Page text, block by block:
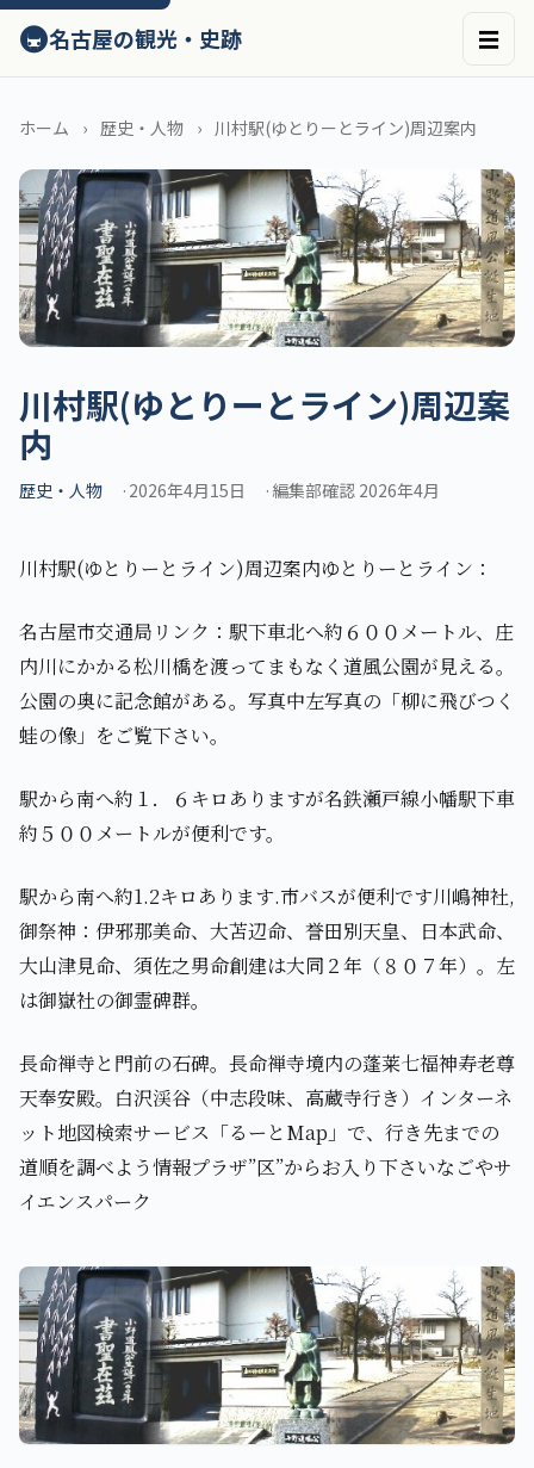
ン
テ
へ
キ
ッ
プ
🚇名古屋の観光・史跡 ☰
ホーム 歴史・人物 川村駅(ゆとりーとライン)周辺案内
川村駅(ゆとりーとライン)周辺案
内
歴史・人物 2026年4月15日 編集部確認 2026年4月
川村駅(ゆとりーとライン)周辺案内ゆとりーとライン：
名古屋市交通局リンク：駅下車北へ約６００メートル、庄
内川にかかる松川橋を渡ってまもなく道風公園が見える。
公園の奥に記念館がある。写真中左写真の「柳に飛びつく
蛙の像」をご覧下さい。
駅から南へ約１．６キロありますが名鉄瀬戸線小幡駅下車
約５００メートルが便利です。
駅から南へ約1.2キロあります.市バスが便利です川嶋神社,
御祭神：伊邪那美命、大苫辺命、誉田別天皇、日本武命、
大山津見命、須佐之男命創建は大同２年（８０７年）。左
は御嶽社の御霊碑群。
長命禅寺と門前の石碑。長命禅寺境内の蓬莱七福神寿老尊
天奉安殿。白沢渓谷（中志段味、高蔵寺行き）インターネ
ット地図検索サービス「るーとMap」で、行き先までの
道順を調べよう情報プラザ”区”からお入り下さいなごやサ
イエンスパーク